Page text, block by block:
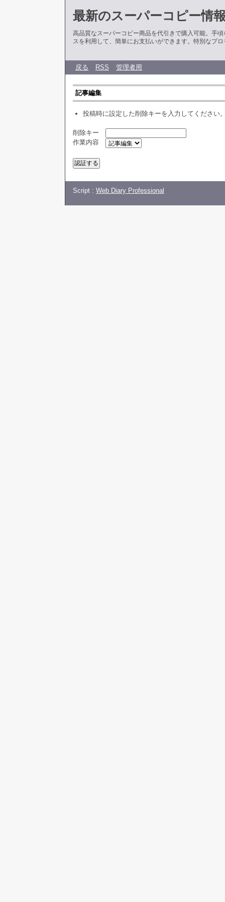
最新のスーパーコピー情
高品質なスーパーコピー商品を代引きで購入可能。手
スを利用して、簡単にお支払いができます。特別なプ
戻る RSS 管理者用
記事編集
投稿時に設定した削除キーを入力してください
削除キー
作業内容
Script : Web Diary Professional